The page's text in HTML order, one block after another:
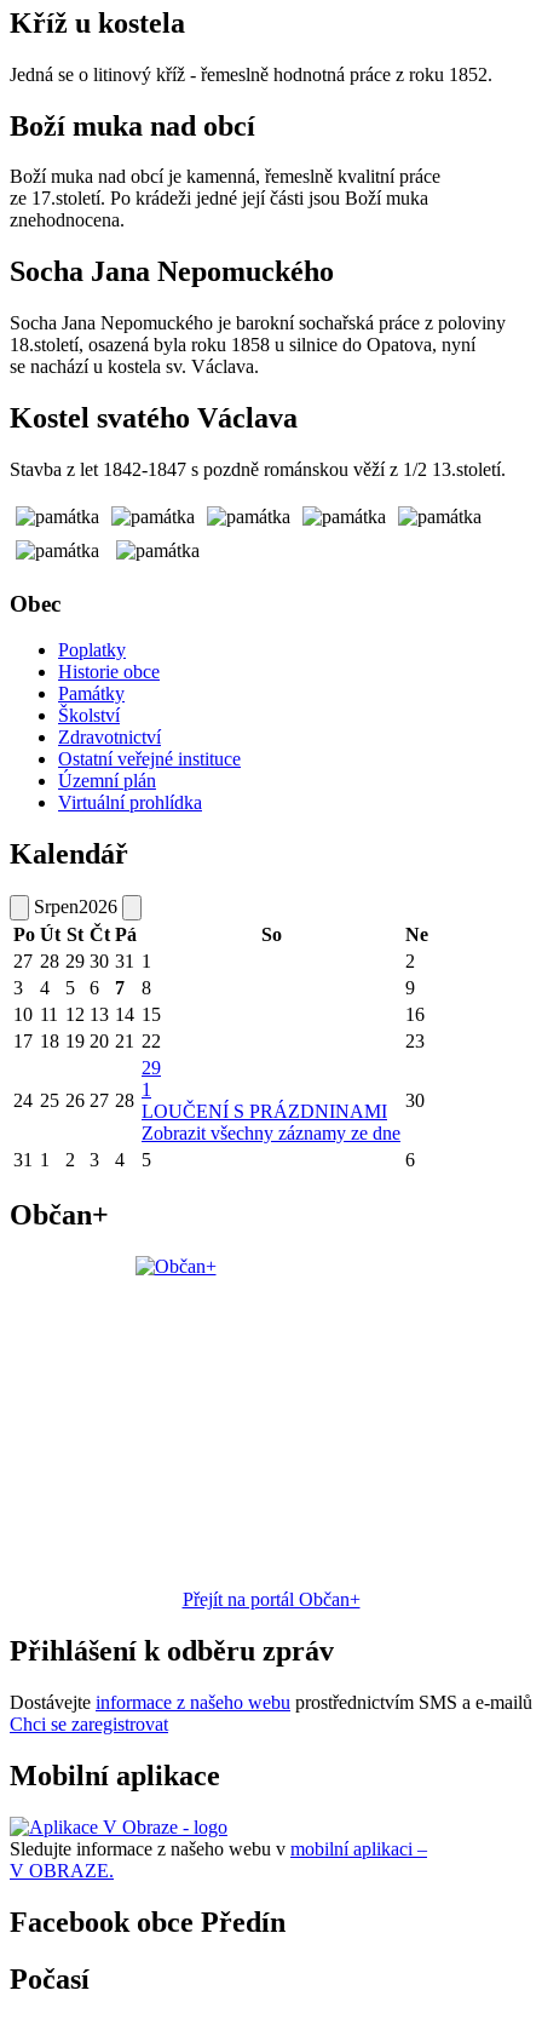
Kříž u kostela
Jedná se o litinový kříž - řemeslně hodnotná práce z roku 1852.
Boží muka nad obcí
Boží muka nad obcí je kamenná, řemeslně kvalitní práce
ze 17.století. Po krádeži jedné její části jsou Boží muka
znehodnocena.
Socha Jana Nepomuckého
Socha Jana Nepomuckého je barokní sochařská práce z poloviny
18.století, osazená byla roku 1858 u silnice do Opatova, nyní
se nachází u kostela sv. Václava.
Kostel svatého Václava
Stavba z let 1842-1847 s pozdně románskou věží z 1/2 13.století.
Obec
Poplatky
Historie obce
Památky
Školství
Zdravotnictví
Ostatní veřejné instituce
Územní plán
Virtuální prohlídka
Kalendář
Srpen2026
Po Út St Čt Pá So
Ne
27 28 29 30 31 1
2
3
4 5 6 7 8
9
10 11 12 13 14 15
16
17 18 19 20 21 22 23
24 25 26 27 28
29
1
LOUČENÍ S PRÁZDNINAMI
Zobrazit všechny záznamy ze dne
30
31 1 2 3 4 5 6
Občan+
Přejít na portál Občan+
Přihlášení k odběru zpráv
Dostávejte informace z našeho webu prostřednictvím SMS a e-mailů
Chci se zaregistrovat
Mobilní aplikace
Sledujte informace z našeho webu v mobilní aplikaci –
V OBRAZE.
Facebook obce Předín
Počasí